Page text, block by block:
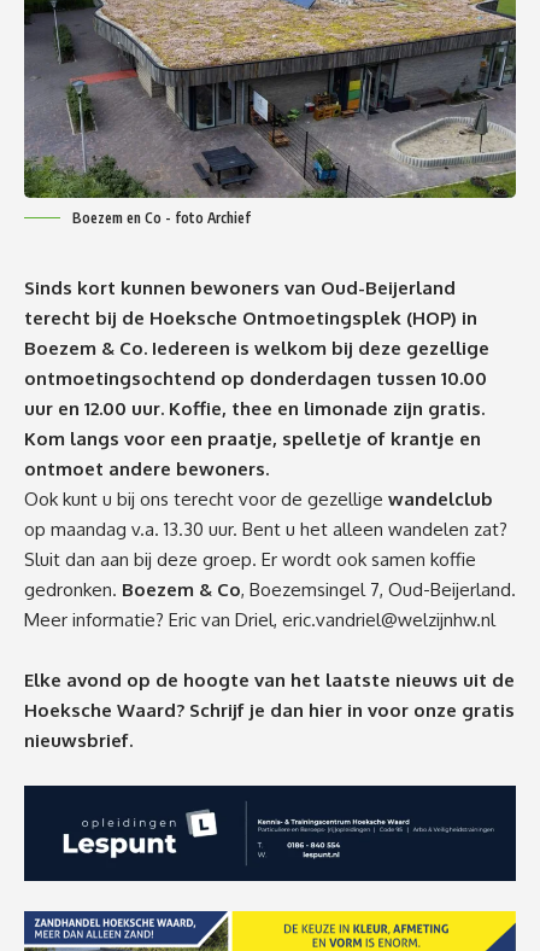
Boezem en Co - foto Archief
Sinds kort kunnen bewoners van Oud-Beijerland
terecht bij de Hoeksche Ontmoetingsplek (HOP) in
Boezem & Co. Iedereen is welkom bij deze gezellige
ontmoetingsochtend op donderdagen tussen 10.00
uur en 12.00 uur. Koffie, thee en limonade zijn gratis.
Kom langs voor een praatje, spelletje of krantje en
ontmoet andere bewoners.
Ook kunt u bij ons terecht voor de gezellige wandelclub
op maandag v.a. 13.30 uur. Bent u het alleen wandelen zat?
Sluit dan aan bij deze groep. Er wordt ook samen koffie
gedronken. Boezem & Co, Boezemsingel 7, Oud-Beijerland.
Meer informatie? Eric van Driel, eric.vandriel@welzijnhw.nl
Elke avond op de hoogte van het laatste nieuws uit de
Hoeksche Waard? Schrijf je dan hier in voor onze gratis
nieuwsbrief.